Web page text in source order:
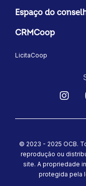
Espaço do
CRMCoop
LicitaCoop
© 2023 - 2025 OCB.
reprodução ou
site. A propriedade
protegida pela